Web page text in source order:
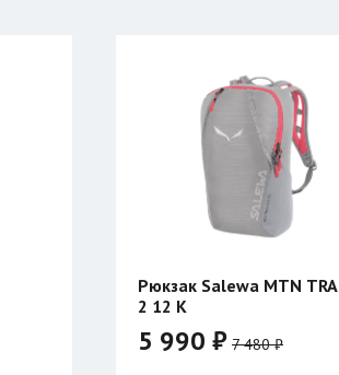
Рюкзак Salewa MTN
2 12 K
5 990 ₽ 7 480 ₽